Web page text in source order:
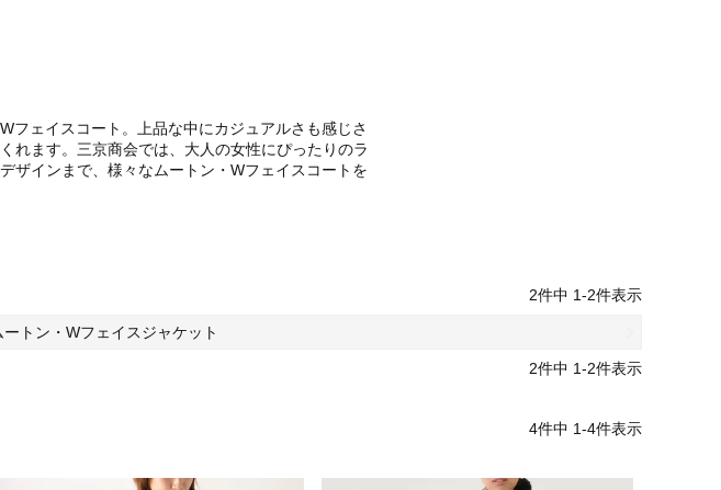
フェイスコート 。上品な中にカジュアルさも感じさ
れます。三京商会では、大人の女性にぴったりのラ
ザインまで、様々なムートン・Wフェイスコート を
2件中 1-2件表示
ートン・Wフェイスジャケット
2件中 1-2件表示
4件中 1-4件表示